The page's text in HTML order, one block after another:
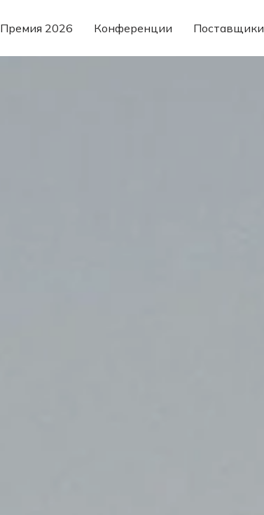
Премия 2026 Конференции Поставщики